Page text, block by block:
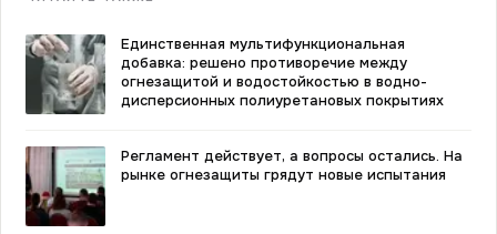
Единственная мультифункциональная
добавка: решено противоречие между
огнезащитой и водостойкостью в водно-
дисперсионных полиуретановых покрытиях
Регламент действует, а вопросы остались. На
рынке огнезащиты грядут новые испытания